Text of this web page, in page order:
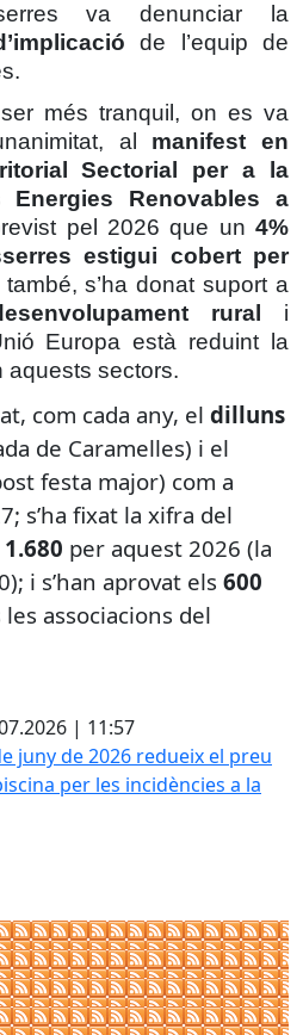
va denunciar la
de l’equip de
més tranquil, on es va
al manifest en
Sectorial per a la
Renovables a
pel 2026 que un 4%
estigui cobert per
també, s’ha donat suport a
rural i
Europa està reduint la
aquests sectors.
com cada any, el dilluns
de Caramelles) i el
festa major) com a
s’ha fixat la xifra del
1.680 per aquest 2026 (la
i s’han aprovat els 600
associacions del
| 11:57
de 2026 redueix el preu